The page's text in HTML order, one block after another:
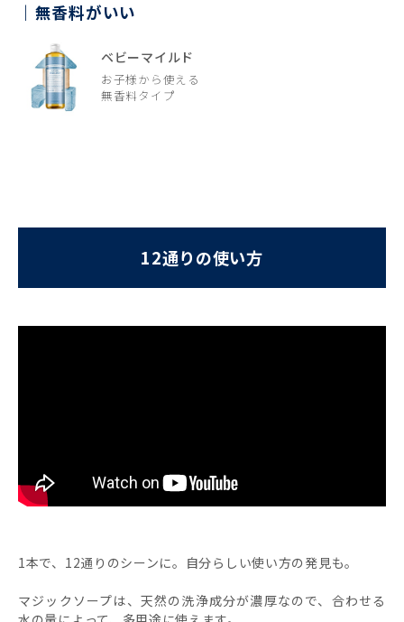
無香料がいい
ベビーマイルド
お子様から使える
無香料タイプ
12通りの使い方
1本で、12通りのシーンに。自分らしい使い方の発見も。
マジックソープは、天然の洗浄成分が濃厚なので、合わせる